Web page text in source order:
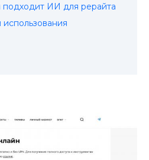
подходит ИИ для рерайта